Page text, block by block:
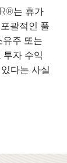
는 휴가
괄적인 풀
주 또는
투자 수익
다는 사실